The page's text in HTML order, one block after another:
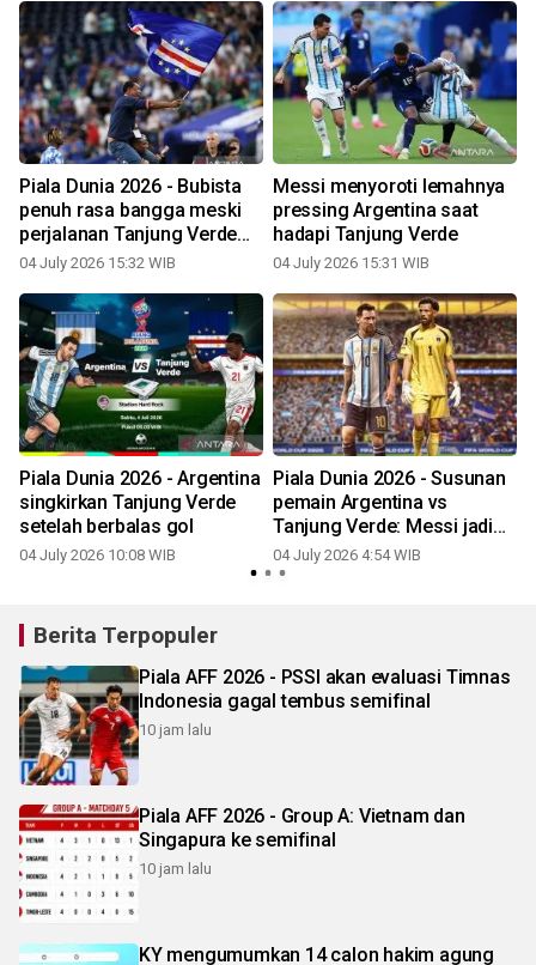
Piala Dunia 2026 - Bubista
penuh rasa bangga meski
perjalanan Tanjung Verde
berakhir
04 July 2026 15:32 WIB
Messi menyoroti lemahnya
pressing Argentina saat
hadapi Tanjung Verde
04 July 2026 15:31 WIB
Piala Dunia 2026 - Argentina
singkirkan Tanjung Verde
setelah berbalas gol
04 July 2026 10:08 WIB
Piala Dunia 2026 - Susunan
pemain Argentina vs
Tanjung Verde: Messi jadi
sorotan
04 July 2026 4:54 WIB
Berita Terpopuler
Piala AFF 2026 - PSSI akan evaluasi Timnas
Indonesia gagal tembus semifinal
10 jam lalu
Piala AFF 2026 - Group A: Vietnam dan
Singapura ke semifinal
10 jam lalu
KY mengumumkan 14 calon hakim agung